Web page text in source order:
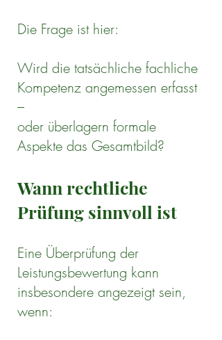
Die Frage ist hier:
Wird die tatsächliche fachliche
Kompetenz angemessen erfasst
–
oder überlagern formale
Aspekte das Gesamtbild?
Wann rechtliche
Prüfung sinnvoll ist
Eine Überprüfung der
Leistungsbewertung kann
insbesondere angezeigt sein,
wenn: